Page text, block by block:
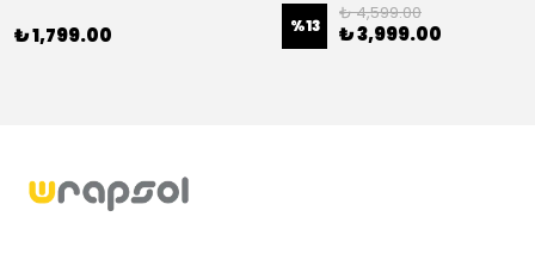
₺ 1,799.00 %13
₺ 4,599.00
₺ 3,999.00